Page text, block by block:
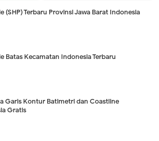
(SHP) Terbaru Provinsi Jawa Barat Indonesia
Batas Kecamatan Indonesia Terbaru
Garis Kontur Batimetri dan Coastline
Gratis